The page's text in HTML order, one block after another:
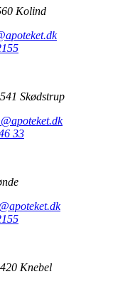
Kolind
Skødstrup
33
Knebel